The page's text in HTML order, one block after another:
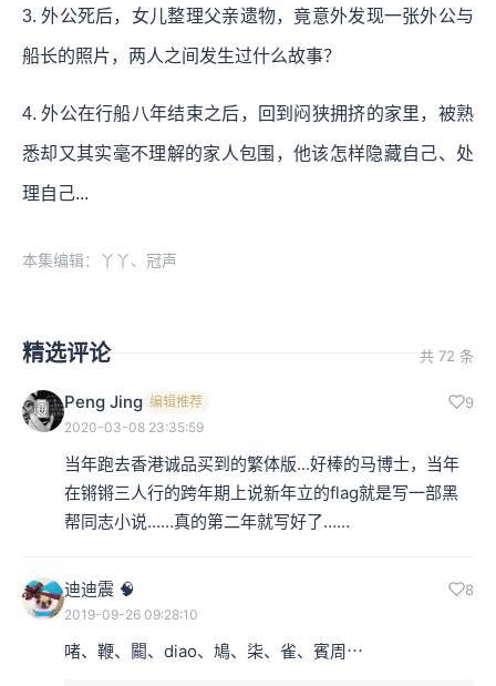
3. 外公死后，女儿整理父亲遗物，竟意外发现一张外公与
船长的照片，两人之间发生过什么故事？
4. 外公在行船八年结束之后，回到闷狭拥挤的家里，被熟
悉却又其实毫不理解的家人包围，他该怎样隐藏自己、处
理自己...
本集编辑：丫丫、冠声
精选评论 共 72 条
Peng Jing 编辑推荐 9
2020-03-08 23:35:59
当年跑去香港诚品买到的繁体版...好棒的马博士，当年
在锵锵三人行的跨年期上说新年立的flag就是写一部黑
帮同志小说……真的第二年就写好了……
迪迪震 🧠 8
2019-09-26 09:28:10
啫、鞭、𨶙、diao、鳩、柒、雀、賓周⋯